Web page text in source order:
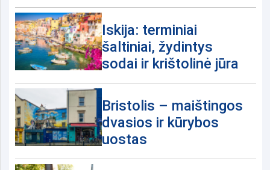
Iskija: terminiai
šaltiniai, žydintys
sodai ir krištolinė jūra
Bristolis – maištingos
dvasios ir kūrybos
uostas